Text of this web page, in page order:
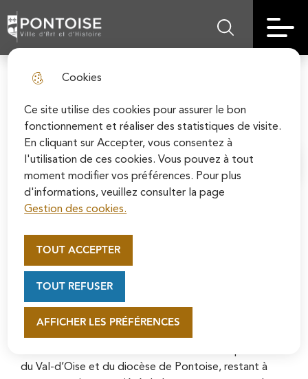
Cookies
Ce site utilise des cookies pour assurer le bon
fonctionnement et réaliser des statistiques de visite.
En cliquant sur Accepter, vous consentez à
l'utilisation de ces cookies. Vous pouvez à tout
moment modifier vos préférences. Pour plus
d'informations, veuillez consulter la page
Gestion des cookies.
AFFICHER LES PRÉFÉRENCES
TOUT ACCEPTER
TOUT REFUSER
to
menu
Skip to
search
Skip to
site map
Soutenez la rénovation de la cathédrale Saint-
Maclou en vous connectant sur le site de la
Fondation du patrimoine.
En savoir plus
Pontoise | Ville d'art et d'histoireMenu principalRechercher sur
cathédrale
La Ville de Pontoise s’engage dans un projet ambitieux
de restauration de la cathédrale Saint-Maclou, l’un des
monuments historiques les plus emblématiques de la
région. Construite à partir de 1140, la cathédrale est
classée Monument historique depuis 1840, ainsi que
plusieurs des œuvres d’art qu’elle abrite. Symbole du
du Val-d’Oise et du diocèse de Pontoise, restant à